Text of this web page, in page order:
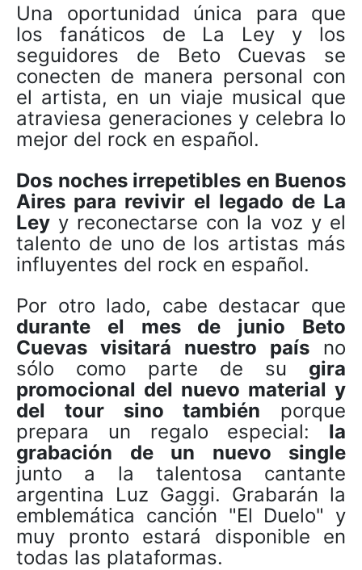
Una oportunidad única para que
los fanáticos de La Ley y los
seguidores de Beto Cuevas se
conecten de manera personal con
el artista, en un viaje musical que
atraviesa generaciones y celebra lo
mejor del rock en español.
Dos noches irrepetibles en Buenos
Aires para revivir el legado de La
Ley y reconectarse con la voz y el
talento de uno de los artistas más
influyentes del rock en español.
Por otro lado, cabe destacar que
durante el mes de junio Beto
Cuevas visitará nuestro país no
sólo como parte de su gira
promocional del nuevo material y
del tour sino también porque
prepara un regalo especial: la
grabación de un nuevo single
junto a la talentosa cantante
argentina Luz Gaggi. Grabarán la
emblemática canción "El Duelo" y
muy pronto estará disponible en
todas las plataformas.